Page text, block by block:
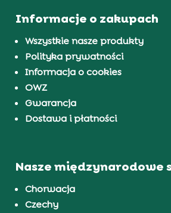
Informacje o zakupach
Wszystkie nasze produkty
Polityka prywatności
Informacja o cookies
OWZ
Gwarancja
Dostawa i płatności
Nasze międzynarodowe
Chorwacja
Czechy